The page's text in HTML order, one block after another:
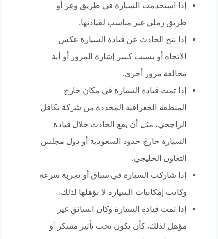
إذا استخدمت السيارة في طريق وعر أو
طريق رملي غير مناسب لقيادتها.
إذا نتج الحادث عن قيادة السيارة عكس
الاتجاه أو بسبب كسر إشارة المرور أو أية
مخالفة مرور أخرى.
إذا تمت قيادة السيارة في مكان خارج
المنطقة الجغرافية المحددة من شركة تكافل
الراجحي، مثل أن يقع الحادث خلال قيادة
السيارة خارج حدود السعودية أو دول مجلس
التعاون الخليجي.
إذا شاركت السيارة في سباق أو تجربة سرعة
وكانت إمكانيات السيارة لا تؤهلها لذلك.
إذا تمت قيادة السيارة وكان السائق غير
مؤهل لذلك، كأن يكون تحت تأثير مسكر أو